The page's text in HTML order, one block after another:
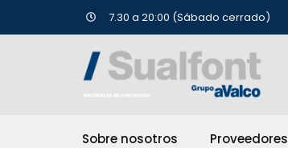
7.30 a 20:00 (Sábado cerrado)
Sobre nosotros Proveedores